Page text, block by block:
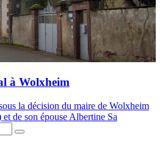
à Wolxheim
la décision du maire de Wolxheim
de son épouse Albertine Sa